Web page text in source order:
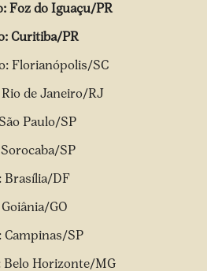
Foz do Iguaçu/PR
Curitiba/PR
Florianópolis/SC
de Janeiro/RJ
Paulo/SP
SP
Brasília/DF
GO
Campinas/SP
Belo Horizonte/MG